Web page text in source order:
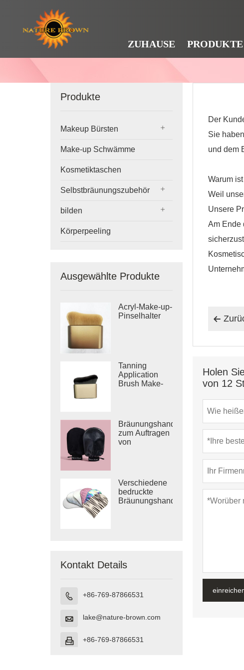
ZUHAUSE PRODUKTE
Produkte
Makeup Bürsten
Make-up Schwämme
Kosmetiktaschen
Selbstbräunungszubehör
bilden
Körperpeeling
Ausgewählte Produkte
Acryl-Make-up-
Pinselhalter
Tanning
Application
Brush Make-
Bräunungshandschuhe
zum Auftragen
von
Verschiedene
bedruckte
Bräunungshandschuhe
Kontakt Details
 +86-769-87866531
 lake@nature-brown.com
 +86-769-87866531
Der
Sie
und dem
Warum
Weil
Unsere
Am Ende

Holen
von 12